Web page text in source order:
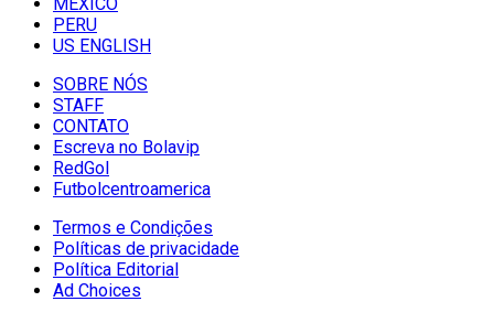
PERU
US ENGLISH
SOBRE NÓS
STAFF
CONTATO
Escreva no Bolavip
RedGol
Futbolcentroamerica
Termos e Condições
Políticas de privacidade
Política Editorial
Ad Choices